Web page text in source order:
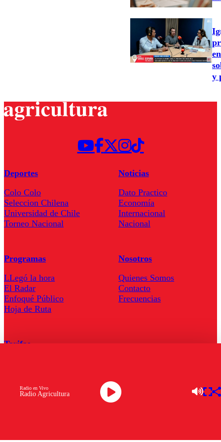
y
Radio Agricultura
Radio en Vivo
Deportes
Colo Colo
Seleccion Chilena
Universidad de Chile
Torneo Nacional
Noticias
Dato Practico
Economía
Internacional
Nacional
Programas
LLegó la hora
El Radar
Enfoqué Público
Hoja de Ruta
Nosotros
Quienes Somos
Contacto
Frecuencias
Tarifas
Descarga la APP